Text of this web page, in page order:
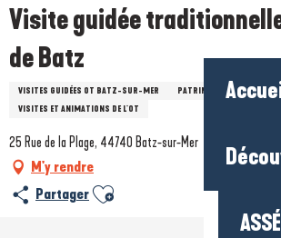
Visite guidée
de Batz
VISITES GUIDÉES OT BATZ-SUR-MER PATRIMOINE
HALLOWEEN
VISITES ET ANIMATIONS DE L'OT
25 Rue de la Plage, 44740 Batz-sur-Mer
M'y rendre
Partager Ajouter aux favoris